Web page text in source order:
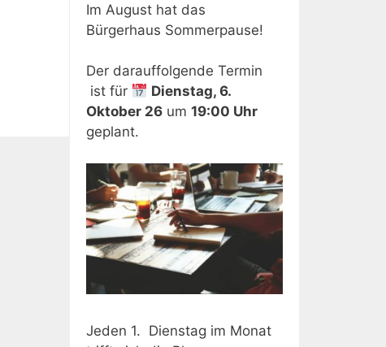
Im August hat das
Bürgerhaus Sommerpause!
Der darauffolgende Termin
ist für
Dienstag, 6.
Oktober 26um 19:00 Uhr
geplant.
Jeden 1. Dienstag im Monat